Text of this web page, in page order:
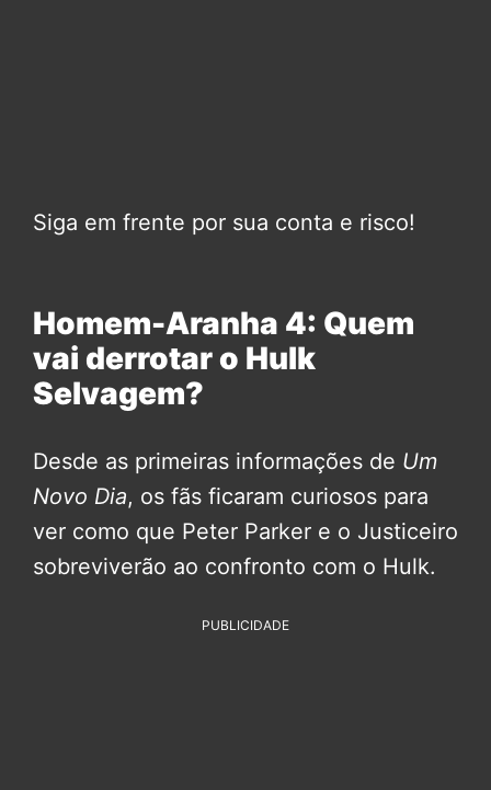
Siga em frente por sua conta e risco!
Homem-Aranha 4: Quem
vai derrotar o Hulk
Selvagem?
Desde as primeiras informações de Um
Novo Dia, os fãs ficaram curiosos para
ver como que Peter Parker e o Justiceiro
sobreviverão ao confronto com o Hulk.
PUBLICIDADE